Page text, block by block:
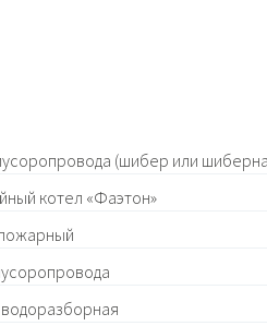
(шибер или
котел «Фаэтон»